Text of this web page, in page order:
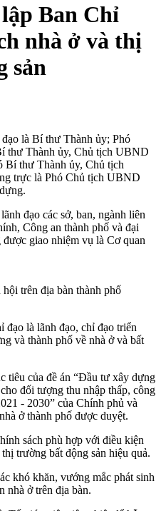
Ban Chỉ
nhà ở và thị
sản
là Bí thư Thành ủy; Phó
thư Thành ủy, Chủ tịch UBND
Bí thư Thành ủy, Chủ tịch
trực là Phó Chủ tịch UBND
đạo các sở, ban, ngành liên
Công an thành phố và đại
giao nhiệm vụ là Cơ quan
trên địa bàn thành phố
đạo là lãnh đạo, chỉ đạo triển
và thành phố về nhà ở và bất
tiêu của đề án “Đầu tư xây dựng
đối tượng thu nhập thấp, công
- 2030” của Chính phủ và
ở thành phố được duyệt.
sách phù hợp với điều kiện
trường bất động sản hiệu quả.
khó khăn, vướng mắc phát sinh
nhà ở trên địa bàn.